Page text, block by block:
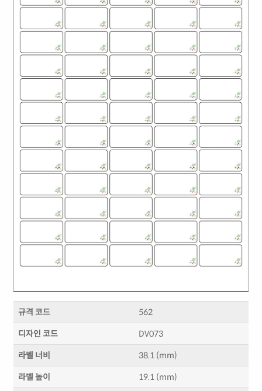
규격 코드 562
디자인 코드 DV073
라벨 너비 38.1 (mm)
라벨 높이 19.1 (mm)